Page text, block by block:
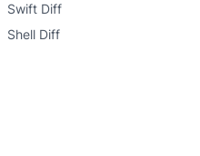
Swift Diff
Shell Diff